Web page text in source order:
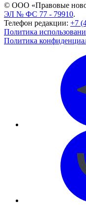
© ООО «Правовые
ЭЛ № ФС 77 - 79910.
Телефон редакции: +7
Политика
Политика